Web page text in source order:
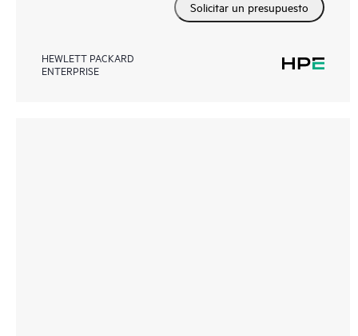
Solicitar un presupuesto
HEWLETT PACKARD
ENTERPRISE